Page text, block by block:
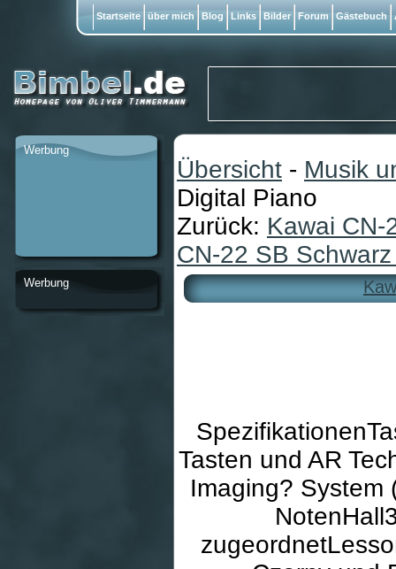
Übersicht - Musik
Digital Piano
Zurück: Kawai CN-
CN-22 SB
Tasten und AR
Imaging? System
Werbung
Werbung
Startseite über mich Blog Links Bilder Forum Gästebuch